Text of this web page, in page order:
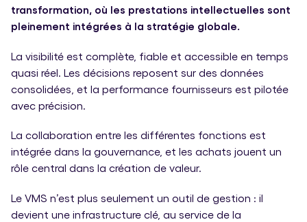
transformation, où les prestations intellectuelles sont
pleinement intégrées à la stratégie globale.
La visibilité est complète, fiable et accessible en temps
quasi réel. Les décisions reposent sur des données
consolidées, et la performance fournisseurs est pilotée
avec précision.
La collaboration entre les différentes fonctions est
intégrée dans la gouvernance, et les achats jouent un
rôle central dans la création de valeur.
Le VMS n’est plus seulement un outil de gestion : il
devient une infrastructure clé, au service de la